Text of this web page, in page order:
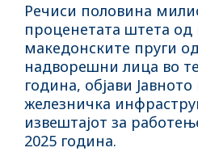
Речиси половина
проценетата штета
македонските пруги
надворешни лица во
година, објави
железничка
извештајот за
2025 година.